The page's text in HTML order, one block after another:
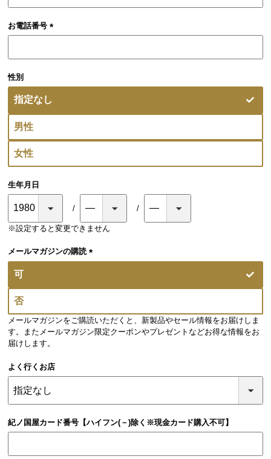
お電話番号
性別
指定なし
男性
女性
生年月日
※設定すると変更できません
メールマガジンの購読
可
否
メールマガジンをご購読いただくと、新製品やセール情報をお届けしま
す。またメールマガジン限定クーポンやプレゼントなどお得な情報をお
届けします。
よく行くお店
紀ノ国屋カード番号【ハイフン(－)除く※現金カード購入不可】